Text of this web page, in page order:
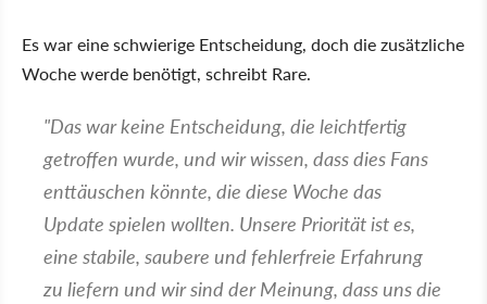
Es war eine schwierige Entscheidung, doch die zusätzliche
Woche werde benötigt, schreibt Rare.
"Das war keine Entscheidung, die leichtfertig
getroffen wurde, und wir wissen, dass dies Fans
enttäuschen könnte, die diese Woche das
Update spielen wollten. Unsere Priorität ist es,
eine stabile, saubere und fehlerfreie Erfahrung
zu liefern und wir sind der Meinung, dass uns die